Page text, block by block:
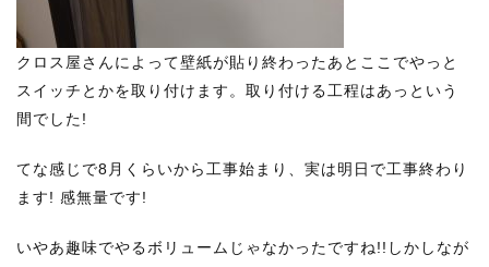
クロス屋さんによって壁紙が貼り終わったあとここでやっと
スイッチとかを取り付けます。取り付ける工程はあっという
間でした!
てな感じで8月くらいから工事始まり、実は明日で工事終わり
ます! 感無量です!
いやあ趣味でやるボリュームじゃなかったですね!!しかしなが